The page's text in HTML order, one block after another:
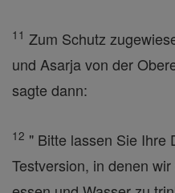
11 Zum Schutz
und Asarja von der
sagte dann:
12 " Bitte lassen Sie Ihre
Testversion, in denen